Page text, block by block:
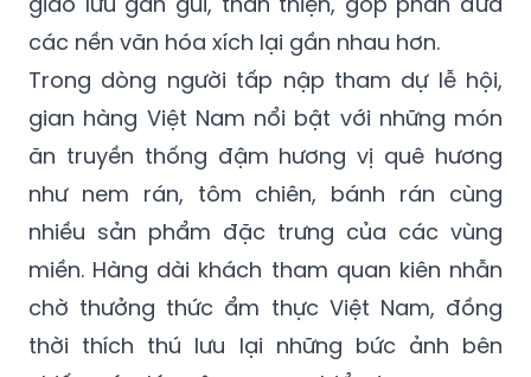
Trong dòng người tấp nập tham dự lễ hội,
gian hàng Việt Nam nổi bật với những món
ăn truyền thống đậm hương vị quê hương
như nem rán, tôm chiên, bánh rán cùng
nhiều sản phẩm đặc trưng của các vùng
miền. Hàng dài khách tham quan kiên nhẫn
chờ thưởng thức ẩm thực Việt Nam, đồng
thời thích thú lưu lại những bức ảnh bên
chiếc nón lá mộc mạc – biểu tượng quen
thuộc của văn hóa Việt.